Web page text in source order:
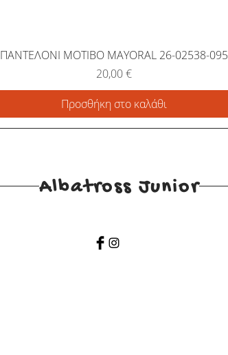
ΠΑΝΤΕΛΟΝΙ ΜΟΤΙΒΟ MAYORAL 26-02538-095
Τιμή
20,00 €
Προσθήκη στο καλάθι
Albatross Junior